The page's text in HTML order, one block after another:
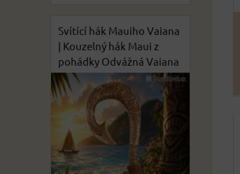
Svítící hák Mauiho Vaiana
| Kouzelný hák Maui z
pohádky Odvážná Vaiana